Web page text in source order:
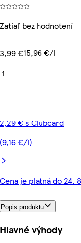
Zatiaľ bez hodnotení
3,99 €15,96 €/l
2,29 € s Clubcard
(9,16 €/l)
Cena je platná do 24.
Popis produktu
Hlavné výhody